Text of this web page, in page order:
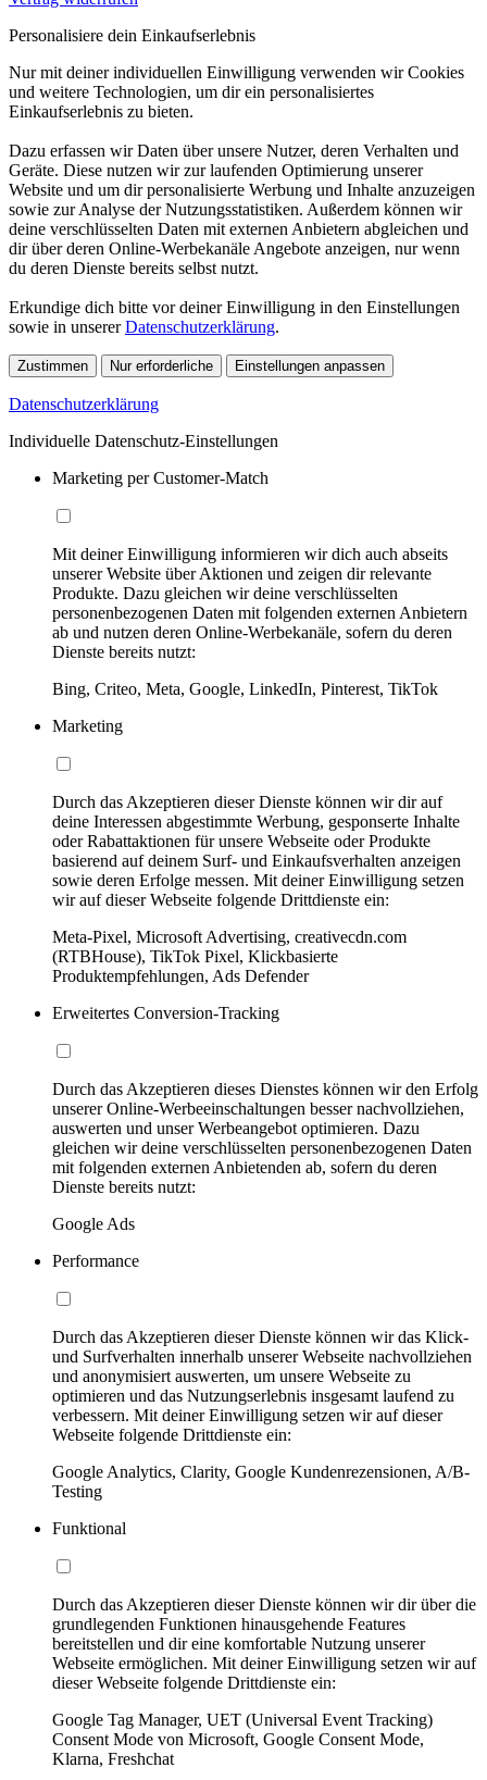
Personalisiere dein Einkaufserlebnis
Nur mit deiner individuellen Einwilligung verwenden wir Cookies
und weitere Technologien, um dir ein personalisiertes
Einkaufserlebnis zu bieten.
Dazu erfassen wir Daten über unsere Nutzer, deren Verhalten und
Geräte. Diese nutzen wir zur laufenden Optimierung unserer
Website und um dir personalisierte Werbung und Inhalte anzuzeigen
sowie zur Analyse der Nutzungsstatistiken. Außerdem können wir
deine verschlüsselten Daten mit externen Anbietern abgleichen und
dir über deren Online-Werbekanäle Angebote anzeigen, nur wenn
du deren Dienste bereits selbst nutzt.
Erkundige dich bitte vor deiner Einwilligung in den Einstellungen
sowie in unsererDatenschutzerklärung.
Zustimmen Nur erforderliche Einstellungen anpassen
Datenschutzerklärung
Individuelle Datenschutz-Einstellungen
Marketing per Customer-Match
Mit deiner Einwilligung informieren wir dich auch abseits
unserer Website über Aktionen und zeigen dir relevante
Produkte. Dazu gleichen wir deine verschlüsselten
personenbezogenen Daten mit folgenden externen Anbietern
ab und nutzen deren Online-Werbekanäle, sofern du deren
Dienste bereits nutzt:
Bing, Criteo, Meta, Google, LinkedIn, Pinterest, TikTok
Marketing
Durch das Akzeptieren dieser Dienste können wir dir auf
deine Interessen abgestimmte Werbung, gesponserte Inhalte
oder Rabattaktionen für unsere Webseite oder Produkte
basierend auf deinem Surf- und Einkaufsverhalten anzeigen
sowie deren Erfolge messen. Mit deiner Einwilligung setzen
wir auf dieser Webseite folgende Drittdienste ein:
Meta-Pixel, Microsoft Advertising, creativecdn.com
(RTBHouse), TikTok Pixel, Klickbasierte
Produktempfehlungen, Ads Defender
Erweitertes Conversion-Tracking
Durch das Akzeptieren dieses Dienstes können wir den Erfolg
unserer Online-Werbeeinschaltungen besser nachvollziehen,
auswerten und unser Werbeangebot optimieren. Dazu
gleichen wir deine verschlüsselten personenbezogenen Daten
mit folgenden externen Anbietenden ab, sofern du deren
Dienste bereits nutzt:
Google Ads
Performance
Durch das Akzeptieren dieser Dienste können wir das Klick-
und Surfverhalten innerhalb unserer Webseite nachvollziehen
und anonymisiert auswerten, um unsere Webseite zu
optimieren und das Nutzungserlebnis insgesamt laufend zu
verbessern. Mit deiner Einwilligung setzen wir auf dieser
Webseite folgende Drittdienste ein:
Google Analytics, Clarity, Google Kundenrezensionen, A/B-
Testing
Funktional
Durch das Akzeptieren dieser Dienste können wir dir über die
grundlegenden Funktionen hinausgehende Features
bereitstellen und dir eine komfortable Nutzung unserer
Webseite ermöglichen. Mit deiner Einwilligung setzen wir auf
dieser Webseite folgende Drittdienste ein:
Google Tag Manager, UET (Universal Event Tracking)
Consent Mode von Microsoft, Google Consent Mode,
Klarna, Freshchat